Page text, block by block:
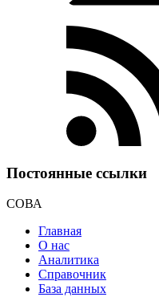
Постоянные ссылки
СОВА
Главная
О нас
Аналитика
Справочник
База данных